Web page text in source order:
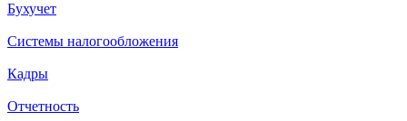
Бухучет
Системы налогообложения
Кадры
Отчетность